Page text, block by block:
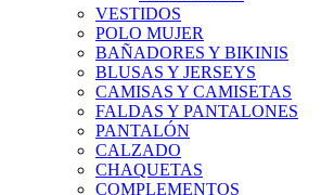
VESTIDOS
POLO MUJER
BAÑADORES Y BIKINIS
BLUSAS Y JERSEYS
CAMISAS Y CAMISETAS
FALDAS Y PANTALONES
PANTALÓN
CALZADO
CHAQUETAS
COMPLEMENTOS